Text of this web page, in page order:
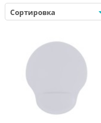
Сортировка